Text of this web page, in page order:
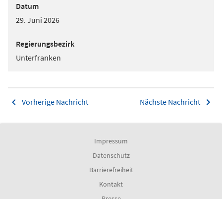
Datum
29. Juni 2026
Regierungsbezirk
Unterfranken
Vorherige Nachricht Nächste Nachricht
Impressum
Datenschutz
Barrierefreiheit
Kontakt